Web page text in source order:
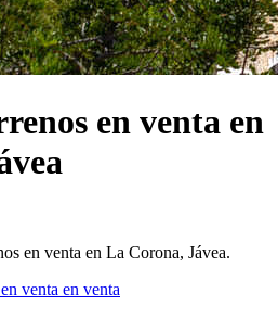
en venta en
en venta en La Corona, Jávea.
venta en venta